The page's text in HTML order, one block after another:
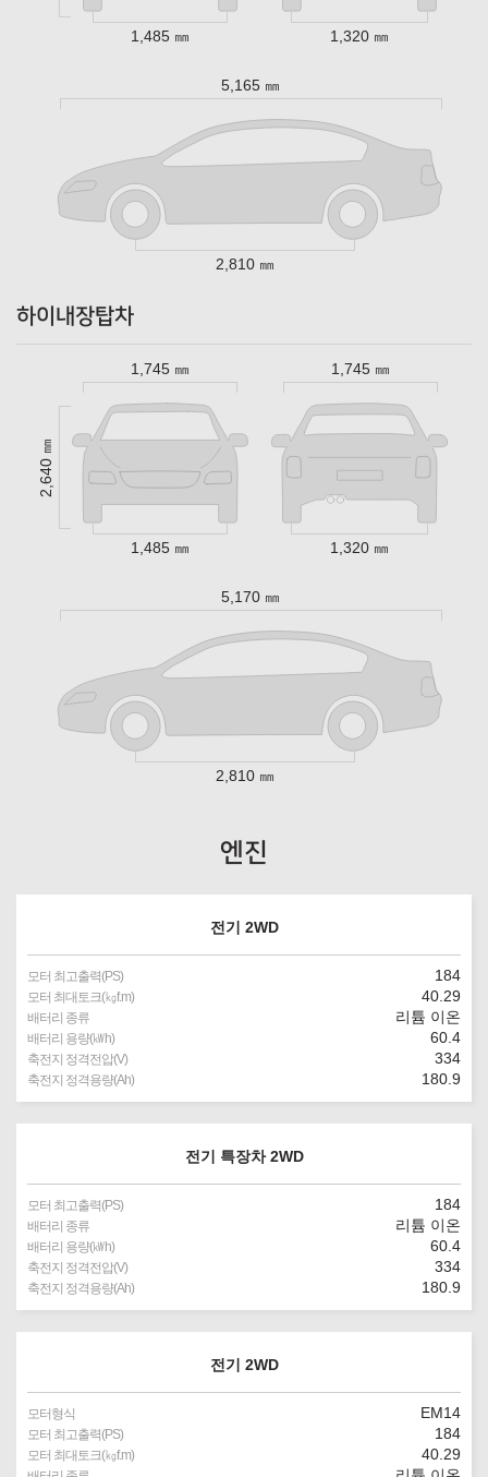
1,485 ㎜ 1,320 ㎜
5,165 ㎜
2,810 ㎜
하이내장탑차
1,745 ㎜ 1,745 ㎜
2,640 ㎜
1,485 ㎜ 1,320 ㎜
5,170 ㎜
2,810 ㎜
엔진
전기 2WD
모터 최고출력(PS) 184
모터 최대토크(㎏f.m) 40.29
배터리 종류 리튬 이온
배터리 용량(㎾h) 60.4
축전지 정격전압(V) 334
축전지 정격용량(Ah) 180.9
전기 특장차 2WD
모터 최고출력(PS) 184
배터리 종류 리튬 이온
배터리 용량(㎾h) 60.4
축전지 정격전압(V) 334
축전지 정격용량(Ah) 180.9
전기 2WD
모터형식 EM14
모터 최고출력(PS) 184
모터 최대토크(㎏f.m) 40.29